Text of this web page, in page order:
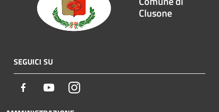
Clusone
SEGUICI SU
Facebook YoutubeInstagram